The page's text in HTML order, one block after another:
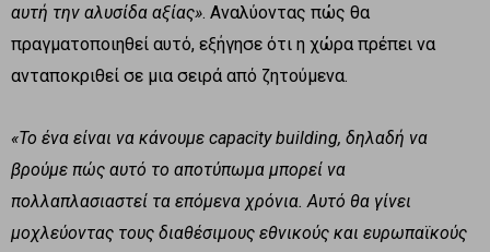
αυτή την αλυσίδα αξίας». Αναλύοντας πώς θα
πραγματοποιηθεί αυτό, εξήγησε ότι η χώρα πρέπει να
ανταποκριθεί σε μια σειρά από ζητούμενα.
«Το ένα είναι να κάνουμε capacity building, δηλαδή να
βρούμε πώς αυτό το αποτύπωμα μπορεί να
πολλαπλασιαστεί τα επόμενα χρόνια. Αυτό θα γίνει
μοχλεύοντας τους διαθέσιμους εθνικούς και ευρωπαϊκούς